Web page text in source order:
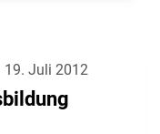
19. Juli 2012